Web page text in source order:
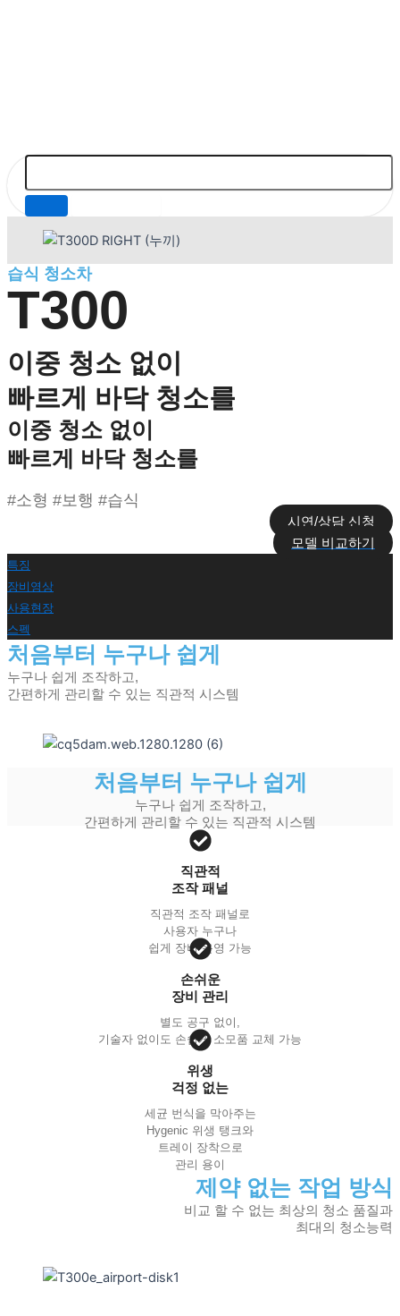
습식 청소차
T300
이중 청소 없이
빠르게 바닥 청소를
이중 청소 없이
빠르게 바닥 청소를
#소형 #보행 #습식
시연/상담 신청
모델 비교하기
특징
장비영상
사용현장
스펙
처음부터 누구나 쉽게
누구나 쉽게 조작하고,
간편하게 관리할 수 있는 직관적 시스템
처음부터 누구나 쉽게
누구나 쉽게 조작하고,
간편하게 관리할 수 있는 직관적 시스템
직관적
조작 패널
직관적 조작 패널로
사용자 누구나
쉽게 장비 운영 가능
손쉬운
장비 관리
별도 공구 없이,
기술자 없이도 손쉽게 소모품 교체 가능
위생
걱정 없는
세균 번식을 막아주는
Hygenic 위생 탱크와
트레이 장착으로
관리 용이
제약 없는 작업 방식
비교 할 수 없는 최상의 청소 품질과
최대의 청소능력